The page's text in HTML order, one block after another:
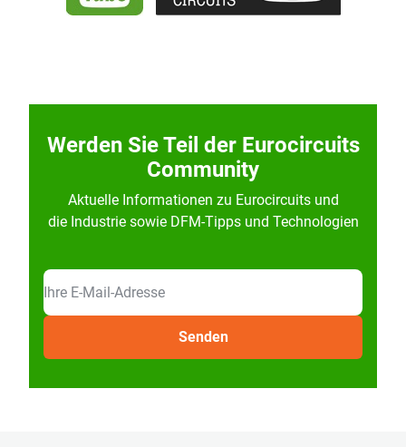
Werden Sie Teil der Eurocircuits
Community
Aktuelle Informationen zu Eurocircuits und
die Industrie sowie DFM-Tipps und Technologien